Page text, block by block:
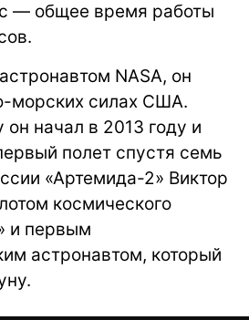
— общее время работы
NASA, он
морских силах США.
он начал в 2013 году и
полет спустя семь
«Артемида-2» Виктор
космического
и первым
астронавтом, который